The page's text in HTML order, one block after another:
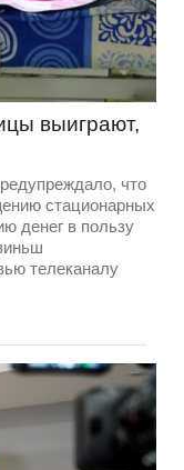
выиграют,
что
стационарных
денег в пользу
телеканалу